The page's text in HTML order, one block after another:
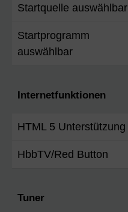
Startquelle auswählbar
Startprogramm
auswählbar
Internetfunktionen
HTML 5 Unterstützung
HbbTV/Red Button
Tuner